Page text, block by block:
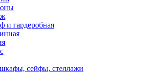
и гардеробная
сейфы, стеллажи